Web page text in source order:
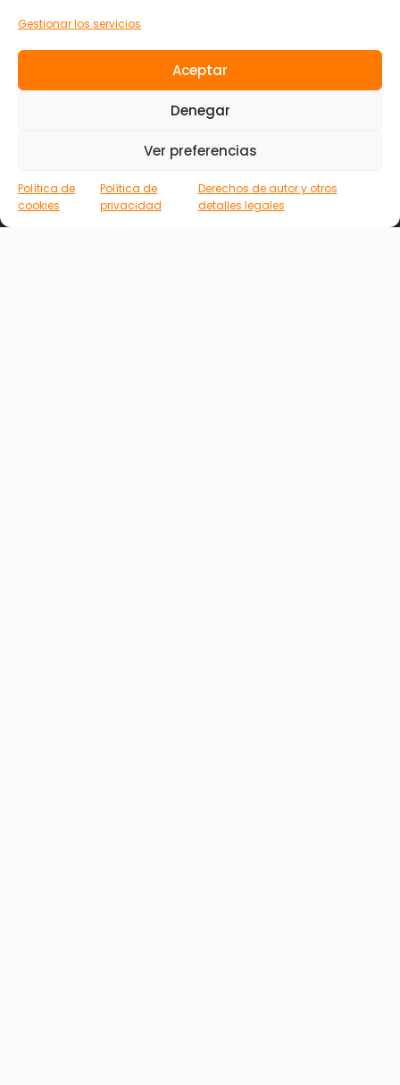
Gestionar los servicios
Aceptar
Denegar
Ver preferencias
Política de
cookies
Política de
privacidad
Derechos de autor y otros
detalles legales